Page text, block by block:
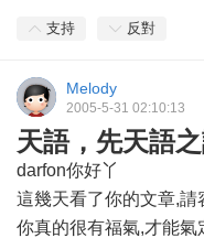
支持 反對
Melody
2005-5-31 02:10:13
天語，先天語
darfon你好丫
這幾天看了你的文章,請
你真的很有福氣,才能